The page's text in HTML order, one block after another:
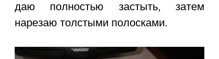
даю полностью застыть, затем
нарезаю толстыми полосками.